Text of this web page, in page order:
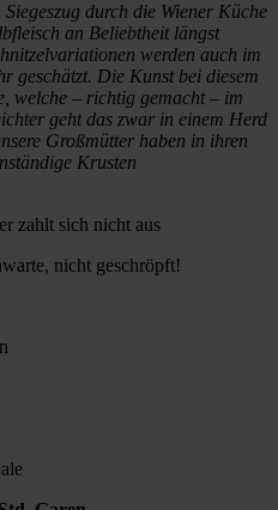
durch die Wiener Küche
an Beliebtheit längst
werden auch im
geschätzt. Die Kunst bei diesem
welche – richtig gemacht – im
geht das zwar in einem Herd
Großmütter haben in ihren
Krusten
zahlt sich nicht aus
nicht geschröpft!